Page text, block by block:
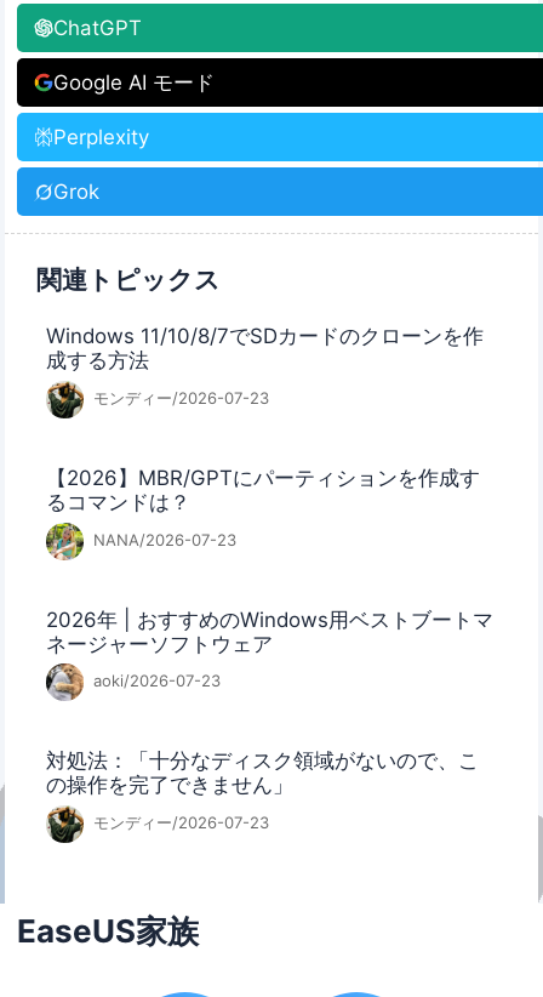
ChatGPT
Google AI モード
Perplexity
Grok
関連トピックス
Windows 11/10/8/7でSDカードのクローンを作
成する方法
モンディー/2026-07-23
【2026】MBR/GPTにパーティションを作成す
るコマンドは？
NANA/2026-07-23
2026年 | おすすめのWindows用ベストブートマ
ネージャーソフトウェア
aoki/2026-07-23
対処法：「十分なディスク領域がないので、こ
の操作を完了できません」
モンディー/2026-07-23
EaseUS家族